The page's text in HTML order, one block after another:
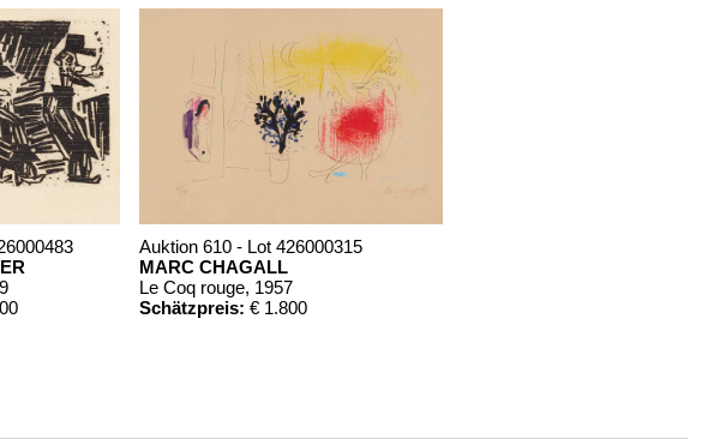
Auktion 610 - Lot 426000315
MARC CHAGALL
Le Coq rouge, 1957
Schätzpreis: € 1.800